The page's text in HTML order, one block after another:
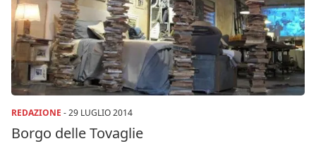
REDAZIONE -29 LUGLIO 2014
Borgo delle Tovaglie